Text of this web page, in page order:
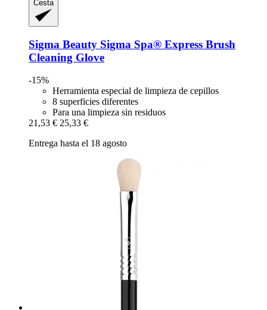
Cesta
Sigma Beauty Sigma Spa® Express Brush
Cleaning Glove
-15%
Herramienta especial de limpieza de cepillos
8 superficies diferentes
Para una limpieza sin residuos
21,53 € 25,33 €
Entrega hasta el 18 agosto